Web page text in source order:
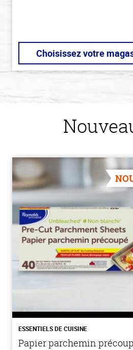
Choisissez votre
ESSENTIELS DE CUISINE
Papier parchemin